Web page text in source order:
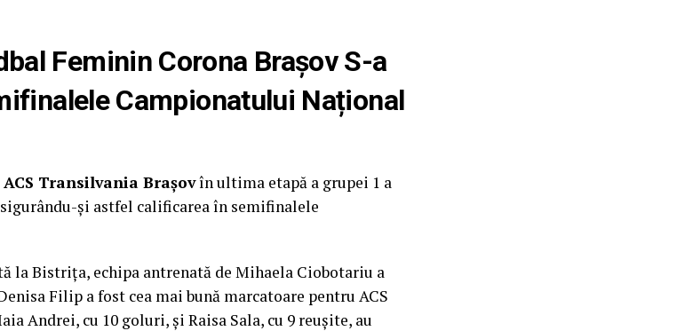
Feminin Corona Brașov S-a
Campionatului Național
Transilvania Brașovîn ultima etapă a grupei 1 a
și astfel calificarea în semifinalele
la Bistrița, echipa antrenată de Mihaela Ciobotariu a
Filip a fost cea mai bună marcatoare pentru ACS
Andrei, cu 10 goluri, și Raisa Sala, cu 9 reușite, au